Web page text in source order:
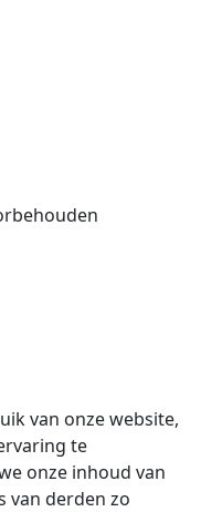
van onze website,
te
onze inhoud van
van derden zo